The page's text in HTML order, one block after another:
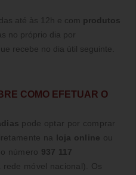
até às 12h e com produtos
no próprio dia por
recebe no dia útil seguinte.
COMO EFETUAR O
pode optar por comprar
na loja online ou
número 937 117
móvel nacional)
. Os